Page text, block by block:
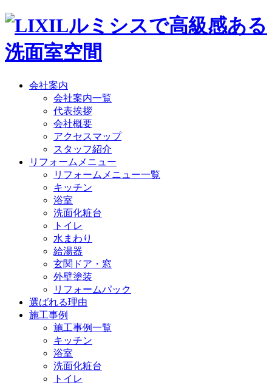
会社案内
会社案内一覧
代表挨拶
会社概要
アクセスマップ
スタッフ紹介
リフォームメニュー
リフォームメニュー一覧
キッチン
浴室
洗面化粧台
トイレ
水まわり
給湯器
玄関ドア・窓
外壁塗装
リフォームパック
選ばれる理由
施工事例
施工事例一覧
キッチン
浴室
洗面化粧台
トイレ